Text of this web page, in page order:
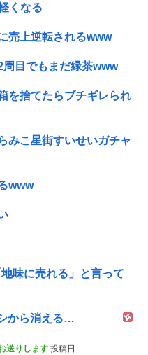
くなる
売上逆転されるwww
周目でもまだ緑茶www
を捨てたらブチギレられ
みこ星街すいせいガチャ
www
味に売れる」と言って
から消える…
送りします 投稿日